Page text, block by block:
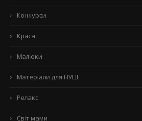
Конкурси
Краса
Малюки
Матеріали для НУШ
Релакс
Світ мами